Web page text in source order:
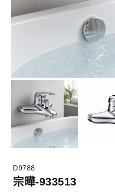
D9788
宗曄-933513